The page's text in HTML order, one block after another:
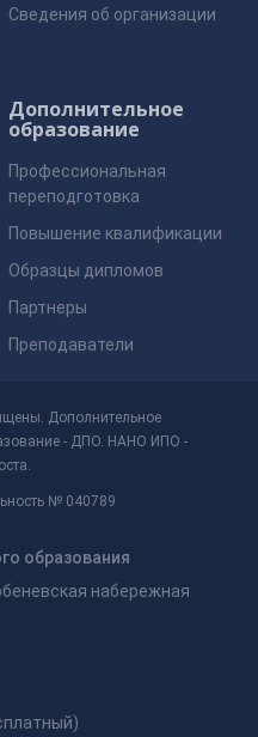
Сведения об организации
Дополнительное
образование
Профессиональная
переподготовка
Повышение квалификации
Образцы дипломов
Партнеры
Преподаватели
Дополнительное
- ДПО. НАНО ИПО -
№ 040789
образования
набережная